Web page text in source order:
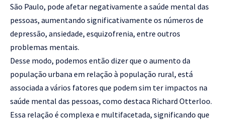
São Paulo, pode afetar negativamente a saúde mental das
pessoas, aumentando significativamente os números de
depressão, ansiedade, esquizofrenia, entre outros
problemas mentais.
Desse modo, podemos então dizer que o aumento da
população urbana em relação à população rural, está
associada a vários fatores que podem sim ter impactos na
saúde mental das pessoas, como destaca Richard Otterloo.
Essa relação é complexa e multifacetada, significando que